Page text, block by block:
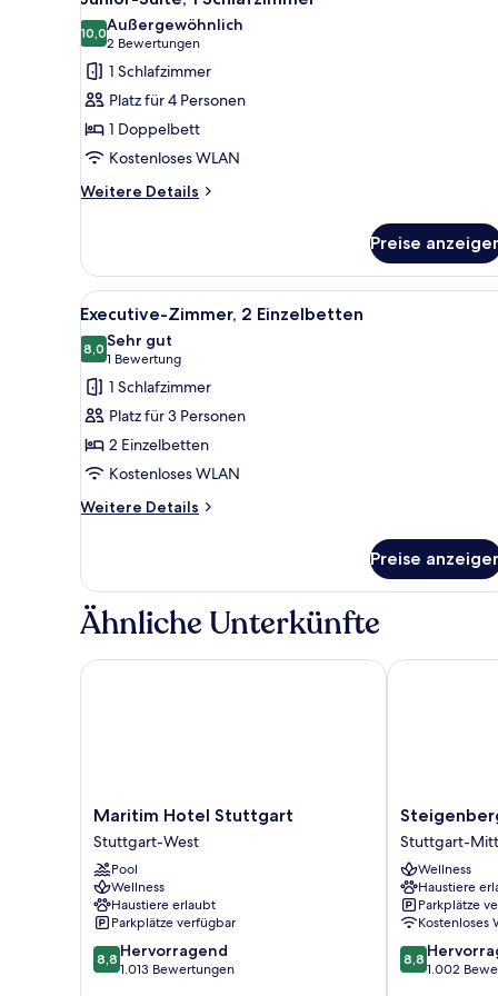
Fotos
für
Junior-
Suite,
1
Schlafzimmer
anzeigen
10,010,0 von 10
Außergewöhnlich
2 Bewertungen
(2
Bewertungen)
1 Schlafzimmer
Platz für 4 Personen
1 Doppelbett
Kostenloses WLAN
Weitere Details
Weitere
Suite,
Schlafzimmer
Preise
Alle
Fotos
für
Executive-
Zimmer,
2 Einzelbetten
anzeigen
Ein Hotelzimmer mit einem
6
Executive-Zimmer, 2 Einzelbetten
8,08,0 von 10
Sehr gut
1 Bewertung
(1
Bewertung)
1 Schlafzimmer
Platz für 3 Personen
2 Einzelbetten
Kostenloses WLAN
Weitere Details
Weitere
Zimmer,
2 Einzelbetten
Preise
Ähnliche Unterkünfte
Maritim
Hotel
Stuttgart
Stuttgart-
West
Maritim Hotel Stuttgart
Stuttgart-West
Pool
Wellness
Haustiere erlaubt
Parkplätze verfügbar
8.8
von
8,8 Hervorragend
1.013 Bewertungen
Maritim Hotel Stuttgart
Graf
Zeppelin
Stuttgart-
Mitte
Stuttgart-
Wellness
Haustiere
Parkplätze
Kostenloses
8.8
von
8,8
1.002